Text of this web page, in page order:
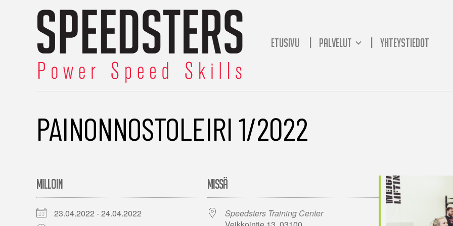
ETUSIVU PALVELUT YHTEYSTIEDOT
PAINONNOSTOLEIRI 1/2022
MILLOIN
23.04.2022 - 24.04.2022
MISSÄ
Speedsters Training Center